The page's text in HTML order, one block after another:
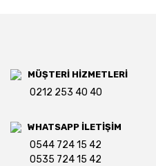
MÜŞTERİ HİZMETLERİ
0212 253 40 40
WHATSAPP İLETİŞİM
0544 724 15 42
0535 724 15 42